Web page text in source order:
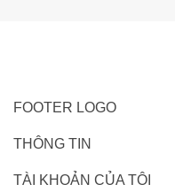
FOOTER LOGO
THÔNG TIN
TÀI KHOẢN CỦA TÔI